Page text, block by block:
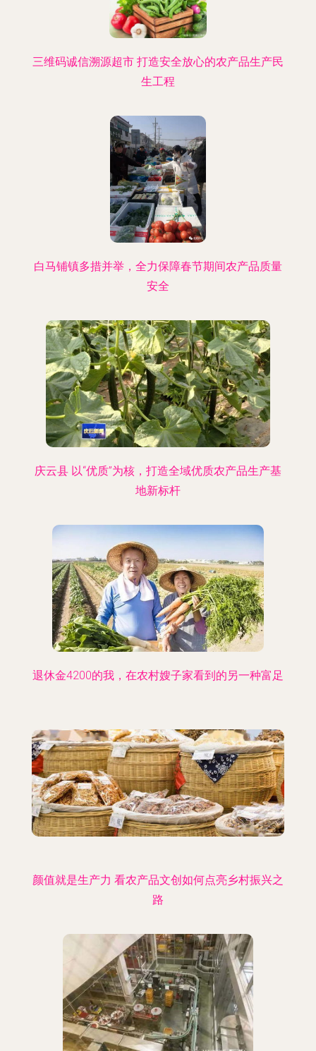
三维码诚信溯源超市 打造安全放心的农产品生产民
生工程
白马铺镇多措并举，全力保障春节期间农产品质量
安全
庆云县 以“优质”为核，打造全域优质农产品生产基
地新标杆
退休金4200的我，在农村嫂子家看到的另一种富足
颜值就是生产力 看农产品文创如何点亮乡村振兴之
路